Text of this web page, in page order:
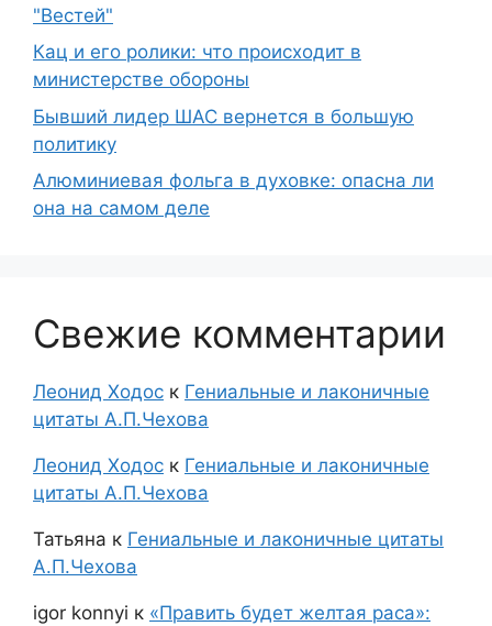
"Вестей"
Кац и его ролики: что происходит в
министерстве обороны
Бывший лидер ШАС вернется в большую
политику
Алюминиевая фольга в духовке: опасна ли
она на самом деле
Свежие комментарии
Леонид Ходос к Гениальные и лаконичные
цитаты А.П.Чехова
Леонид Ходос к Гениальные и лаконичные
цитаты А.П.Чехова
Татьяна к Гениальные и лаконичные цитаты
А.П.Чехова
igor konnyi к «Править будет желтая раса»: